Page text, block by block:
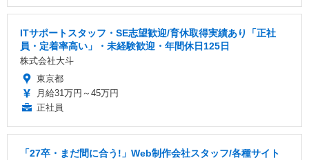
ITサポートスタッフ・SE志望歓迎/育休取得実績あり「正社
員・定着率高い」・未経験歓迎・年間休日125日
株式会社大斗
東京都
月給31万円～45万円
正社員
「27卒・まだ間に合う!」Web制作会社スタッフ/各種サイト